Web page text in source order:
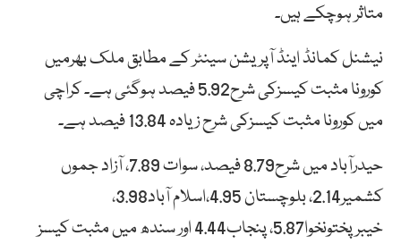
متاثر ہوچکے ہیں۔
نیشنل کمانڈ اینڈ آپریشن سینٹر کے مطابق ملک بھرمیں
کورونا مثبت کیسزکی شرح5.92 فیصد ہوگئی ہے۔ کراچی
میں کورونا مثبت کیسزکی شرح زیادہ 13.84 فیصد ہے۔
حیدرآباد میں شرح8.79 فیصد، سوات 7.89، آزاد جموں
کشمیر2.14، بلوچستان 4.95،اسلام آباد3.98،
خیبرپختونخوا5.87، پنجاب4.44 اور سندھ میں مثبت کیسز